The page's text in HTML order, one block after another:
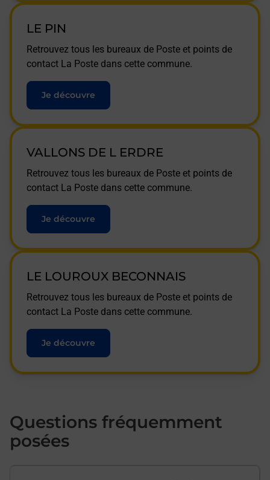
LE PIN
Retrouvez tous les bureaux de Poste et points de
contact La Poste dans cette commune.
Je découvre
VALLONS DE L ERDRE
Retrouvez tous les bureaux de Poste et points de
contact La Poste dans cette commune.
Je découvre
LE LOUROUX BECONNAIS
Retrouvez tous les bureaux de Poste et points de
contact La Poste dans cette commune.
Je découvre
Questions fréquemment
posées